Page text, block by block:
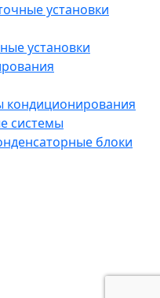
установки
установки
кондиционирования
системы
блоки